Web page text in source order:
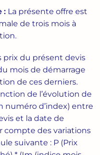
: La présente offre est
de trois mois à
prix du présent devis
mois de démarrage
de ces derniers.
de l’évolution de
numéro d’index) entre
et la date de
compte des variations
suivante : P (Prix